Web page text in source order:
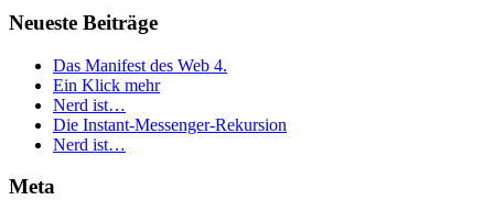
Neueste Beiträge
Das Manifest des Web 4.
Ein Klick mehr
Nerd ist…
Die Instant-Messenger-Rekursion
Nerd ist…
Meta